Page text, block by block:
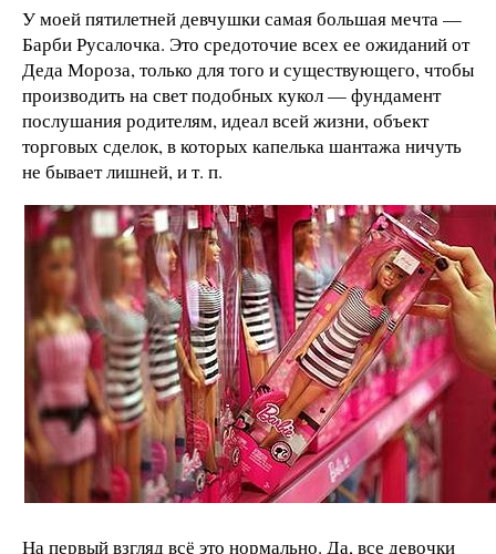
У моей пятилетней девчушки самая большая мечта —
Барби Русалочка. Это средоточие всех ее ожиданий от
Деда Мороза, только для того и существующего, чтобы
производить на свет подобных кукол — фундамент
послушания родителям, идеал всей жизни, объект
торговых сделок, в которых капелька шантажа ничуть
не бывает лишней, и т. п.
На первый взгляд всё это нормально. Да, все девочки